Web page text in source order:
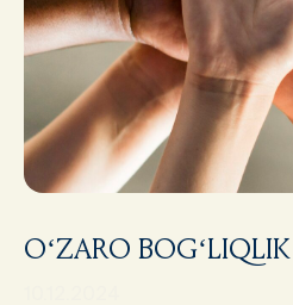
O‘ZARO BOG‘LIQLIK